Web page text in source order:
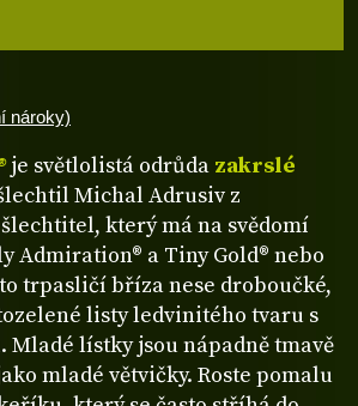
nároky)
je světlolistá odrůda zakrslé
Michal Adrusiv z
který má na svědomí
Admiration® a Tiny Gold® nebo
trpasličí bříza nese droboučké,
listy ledvinitého tvaru s
lístky jsou nápadně tmavě
mladé větvičky. Roste pomalu